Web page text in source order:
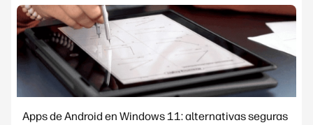
Apps de Android en Windows 11: alternativas seguras